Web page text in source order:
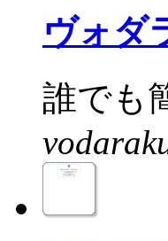
ヴォダ
誰でも